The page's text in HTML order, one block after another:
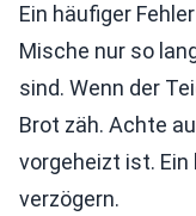
Ein häufiger
Mische nur so
sind. Wenn der
Brot zäh. Achte
vorgeheizt ist. Ein
verzögern.